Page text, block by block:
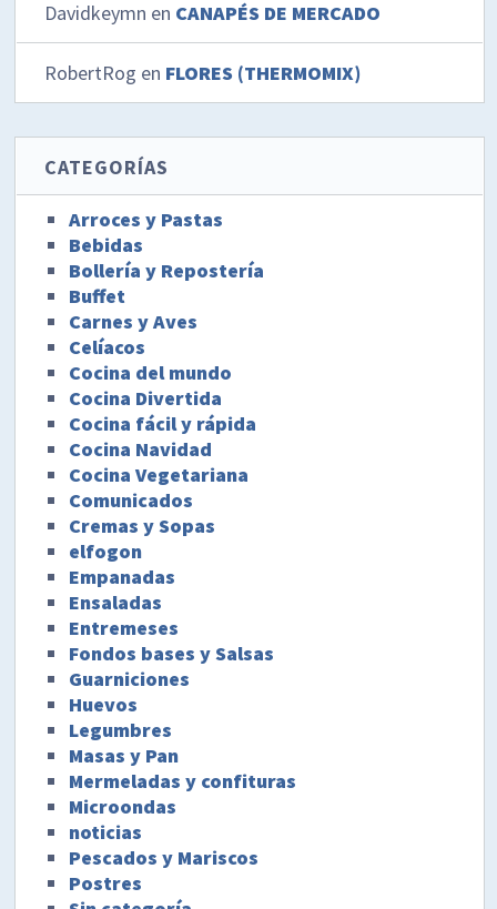
Davidkeymn en CANAPÉS DE MERCADO
RobertRog en FLORES (THERMOMIX)
CATEGORÍAS
Arroces y Pastas
Bebidas
Bollería y Repostería
Buffet
Carnes y Aves
Celíacos
Cocina del mundo
Cocina Divertida
Cocina fácil y rápida
Cocina Navidad
Cocina Vegetariana
Comunicados
Cremas y Sopas
elfogon
Empanadas
Ensaladas
Entremeses
Fondos bases y Salsas
Guarniciones
Huevos
Legumbres
Masas y Pan
Mermeladas y confituras
Microondas
noticias
Pescados y Mariscos
Postres